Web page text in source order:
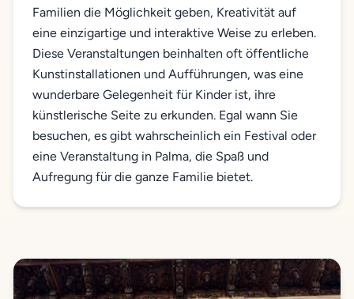
Familien die Möglichkeit geben, Kreativität auf
eine einzigartige und interaktive Weise zu erleben.
Diese Veranstaltungen beinhalten oft öffentliche
Kunstinstallationen und Aufführungen, was eine
wunderbare Gelegenheit für Kinder ist, ihre
künstlerische Seite zu erkunden. Egal wann Sie
besuchen, es gibt wahrscheinlich ein Festival oder
eine Veranstaltung in Palma, die Spaß und
Aufregung für die ganze Familie bietet.